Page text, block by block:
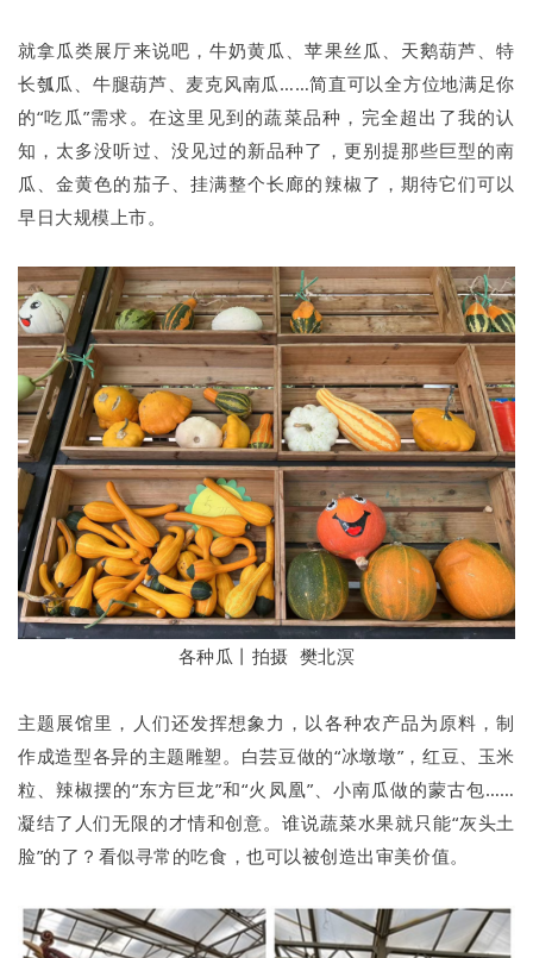
就拿瓜类展厅来说吧，牛奶黄瓜、苹果丝瓜、天鹅葫芦、特
长瓠瓜、牛腿葫芦、麦克风南瓜……简直可以全方位地满足你
的“吃瓜”需求。在这里见到的蔬菜品种，完全超出了我的认
知，太多没听过、没见过的新品种了，更别提那些巨型的南
瓜、金黄色的茄子、挂满整个长廊的辣椒了，期待它们可以
早日大规模上市。
各种瓜丨拍摄 樊北溟
主题展馆里，人们还发挥想象力，以各种农产品为原料，制
作成造型各异的主题雕塑。白芸豆做的“冰墩墩”，红豆、玉米
粒、辣椒摆的“东方巨龙”和“火凤凰”、小南瓜做的蒙古包……
凝结了人们无限的才情和创意。谁说蔬菜水果就只能“灰头土
脸”的了？看似寻常的吃食，也可以被创造出审美价值。